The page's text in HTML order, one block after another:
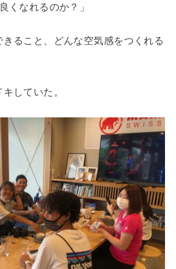
くなれるのか？」
ること、どんな空気感をつくれる
していた。